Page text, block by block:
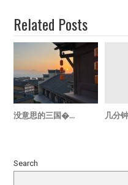
Related Posts
没意思的三国�... 几分
Search